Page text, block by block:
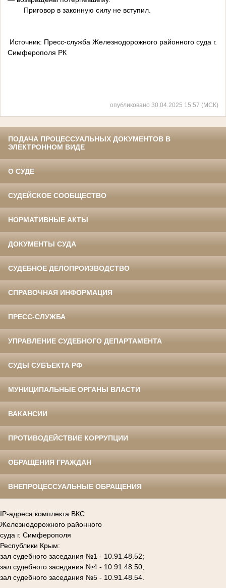
Приговор в законную силу не вступил.
Источник: Пресс-служба Железнодорожного районного суда г.
Симферополя РК
опубликовано 30.04.2025 15:57 (МСК)
ПОДАЧА ПРОЦЕССУАЛЬНЫХ ДОКУМЕНТОВ В
ЭЛЕКТРОННОМ ВИДЕ
О СУДЕ
СУДЕЙСКОЕ СООБЩЕСТВО
НОРМАТИВНЫЕ АКТЫ
ДОКУМЕНТЫ СУДА
СУДЕБНОЕ ДЕЛОПРОИЗВОДСТВО
СПРАВОЧНАЯ ИНФОРМАЦИЯ
ПРЕСС-СЛУЖБА
УПРАВЛЕНИЕ СУДЕБНОГО ДЕПАРТАМЕНТА
СУДЫ СУБЪЕКТА РФ
МУНИЦИПАЛЬНЫЕ ОРГАНЫ ВЛАСТИ
ВАКАНСИИ
ПРОТИВОДЕЙСТВИЕ КОРРУПЦИИ
ОБРАЩЕНИЯ ГРАЖДАН
ВНЕПРОЦЕССУАЛЬНЫЕ ОБРАЩЕНИЯ
IP-адреса комплекта ВКС
Железнодорожного районного
суда г. Симферополя
Республики Крым:
зал судебного заседания №1 - 10.91.48.52;
зал судебного заседания №4 - 10.91.48.50;
зал судебного заседания №5 - 10.91.48.54.